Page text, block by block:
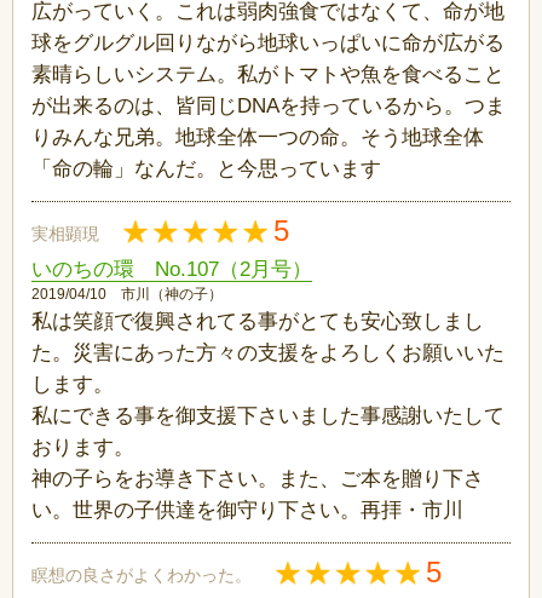
広がっていく。これは弱肉強食ではなくて、命が地
球をグルグル回りながら地球いっぱいに命が広がる
素晴らしいシステム。私がトマトや魚を食べること
が出来るのは、皆同じDNAを持っているから。つま
りみんな兄弟。地球全体一つの命。そう地球全体
「命の輪」なんだ。と今思っています
実相顕現 5
いのちの環 No.107（2月号）
2019/04/10 市川（神の子）
私は笑顔で復興されてる事がとても安心致しまし
た。災害にあった方々の支援をよろしくお願いいた
します。
私にできる事を御支援下さいました事感謝いたして
おります。
神の子らをお導き下さい。また、ご本を贈り下さ
い。世界の子供達を御守り下さい。再拝・市川
瞑想の良さがよくわかった。 5